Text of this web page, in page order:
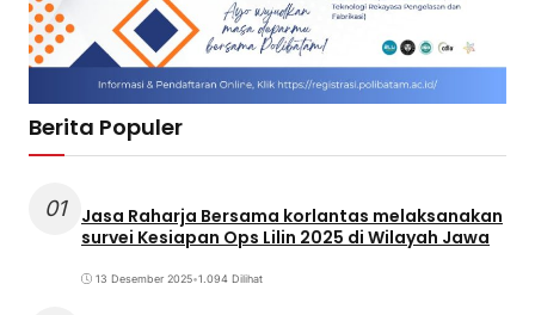
Berita Populer
01
Jasa Raharja Bersama korlantas melaksanakan
survei Kesiapan Ops Lilin 2025 di Wilayah Jawa
13 Desember 2025•1.094 Dilihat